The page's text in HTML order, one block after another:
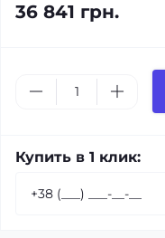
36 841 грн.
Купить в 1 клик: